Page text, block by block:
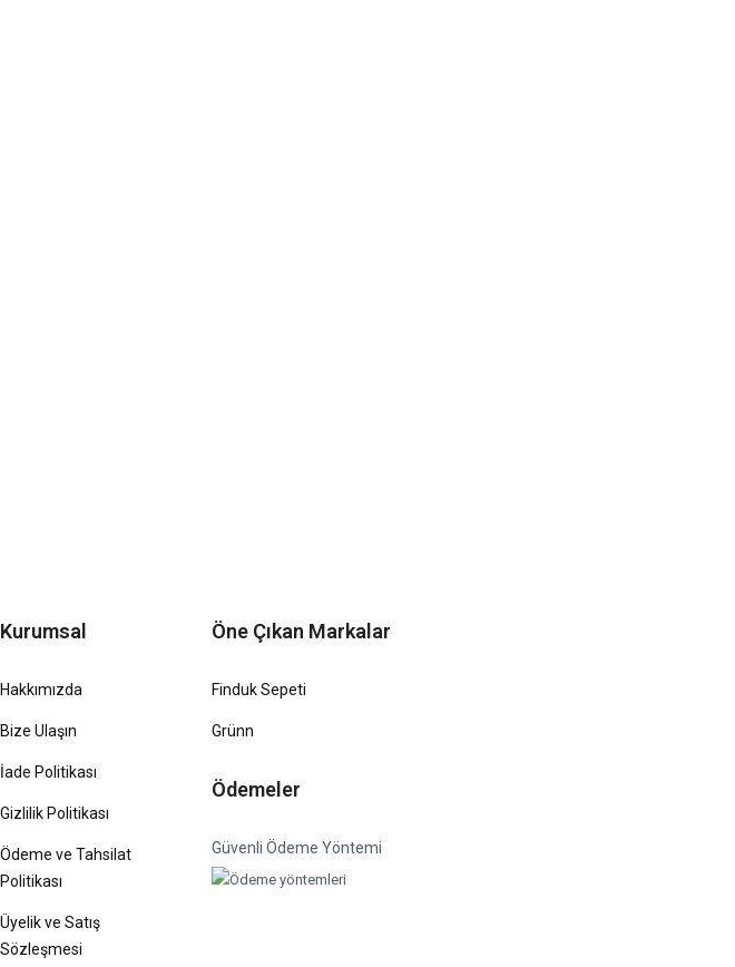
Kurumsal
Hakkımızda
Bize Ulaşın
İade Politikası
Gizlilik Politikası
Ödeme ve Tahsilat
Politikası
Üyelik ve Satış
Sözleşmesi
Öne Çıkan Markalar
Finduk Sepeti
Grünn
Ödemeler
Güvenli Ödeme Yöntemi